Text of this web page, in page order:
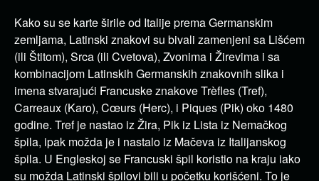
Kako su se karte širile od Italije prema Germanskim
zemljama, Latinski znakovi su bivali zamenjeni sa Lišćem
(ili Štitom), Srca (ili Cvetova), Zvonima i Žirevima i sa
kombinacijom Latinskih Germanskih znakovnih slika i
imena stvarajući Francuske znakove Trèfles (Tref),
Carreaux (Karo), Cœurs (Herc), i Piques (Pik) oko 1480
godine. Tref je nastao iz Žira, Pik iz Lista iz Nemačkog
špila, ipak možda je i nastalo iz Mačeva iz Italijanskog
špila. U Engleskoj se Francuski špil koristio na kraju iako
su možda Latinski špilovi bili u početku korišćeni. To je